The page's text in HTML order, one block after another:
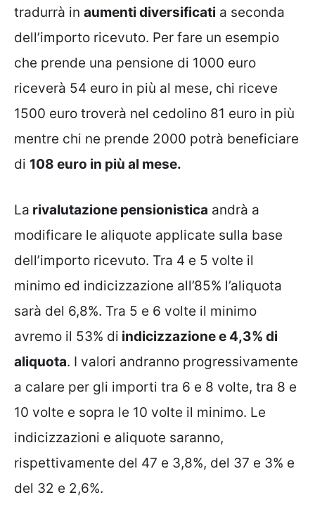
tradurrà in aumenti diversificati a seconda
dell’importo ricevuto. Per fare un esempio
che prende una pensione di 1000 euro
riceverà 54 euro in più al mese, chi riceve
1500 euro troverà nel cedolino 81 euro in più
mentre chi ne prende 2000 potrà beneficiare
di 108 euro in più al mese.
La rivalutazione pensionistica andrà a
modificare le aliquote applicate sulla base
dell’importo ricevuto. Tra 4 e 5 volte il
minimo ed indicizzazione all’85% l’aliquota
sarà del 6,8%. Tra 5 e 6 volte il minimo
avremo il 53% di indicizzazione e 4,3% di
aliquota. I valori andranno progressivamente
a calare per gli importi tra 6 e 8 volte, tra 8 e
10 volte e sopra le 10 volte il minimo. Le
indicizzazioni e aliquote saranno,
rispettivamente del 47 e 3,8%, del 37 e 3% e
del 32 e 2,6%.